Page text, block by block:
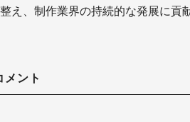
え、制作業界の持続的な発展に貢
メント